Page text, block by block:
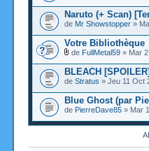
Naruto (+ Scan)
de Mr Showstopper »
Votre Bibliothèque
de FullMetal59 » Mar
BLEACH [SPOILER]
de Stratus » Jeu 11 Oct
Blue Ghost (par
de PierreDave85 » Mar